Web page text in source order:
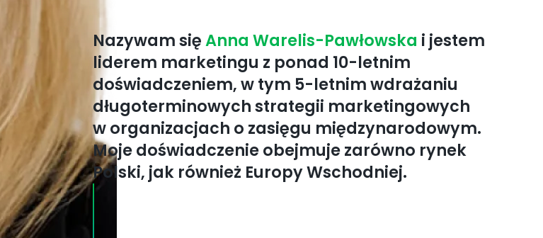
Nazywam sięAnna Warelis-Pawłowska i jestem
liderem marketingu z ponad 10-letnim
doświadczeniem, w tym 5-letnim wdrażaniu
długoterminowych strategii marketingowych
w organizacjach o zasięgu międzynarodowym.
Moje doświadczenie obejmuje zarówno rynek
Polski, jak również Europy Wschodniej.